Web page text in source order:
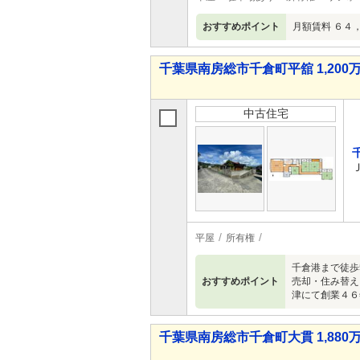
おすすめポイント 月額賃料 ６４
千葉県南房総市千倉町平舘 1,200
中古住宅
平屋 所有権
おすすめポイント
千倉港まで徒
売却・住み替
津にて創業４
千葉県南房総市千倉町大貫 1,880